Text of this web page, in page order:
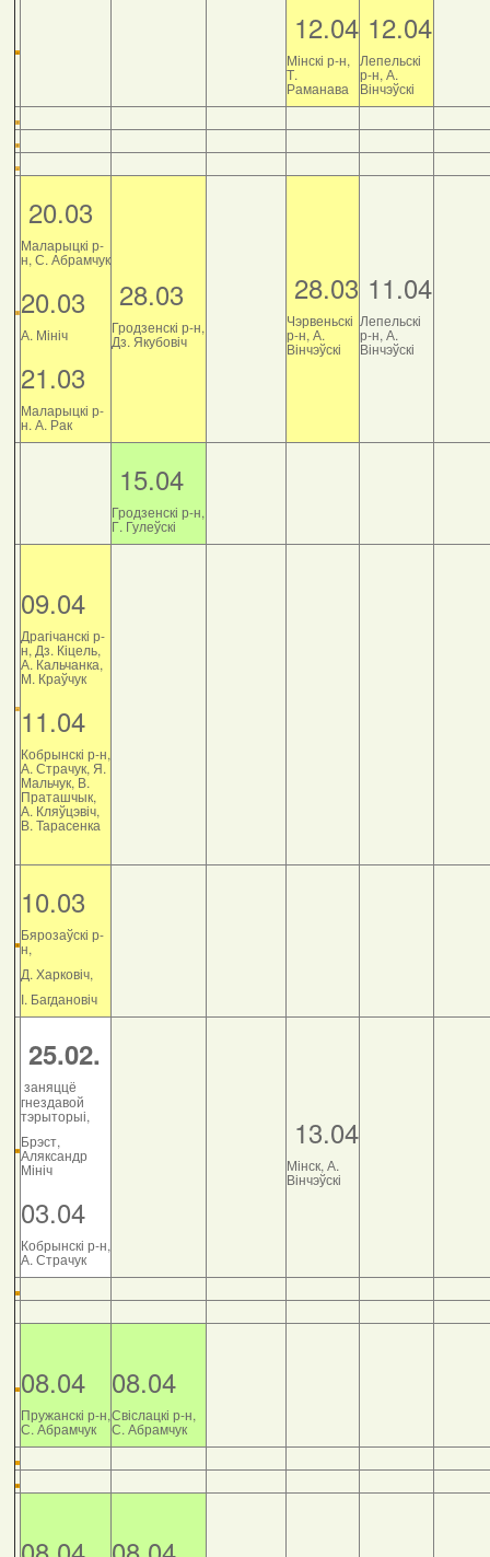
12.04
Мінскі р-н,
Т.
Раманава
12.04
Лепельскі
р-н, А.
Вінчэўскі
20.03
Маларыцкі р-
н, С. Абрамчук
20.03
А. Мініч
21.03
Маларыцкі р-
н. А. Рак
28.03
Гродзенскі р-н,
Дз. Якубовіч
28.03
Чэрвеньскі
р-н, А.
Вінчэўскі
11.04
Лепельскі
р-н, А.
Вінчэўскі
15.04
Гродзенскі р-н,
Г. Гулеўскі
09.04
Драгічанскі р-
н, Дз. Кіцель,
А. Кальчанка,
М. Краўчук
11.04
Кобрынскі р-н,
А. Страчук, Я.
Мальчук, В.
Праташчык,
А. Кляўцэвіч,
В. Тарасенка
10.03
Бярозаўскі р-
н,
Д. Харковіч,
І. Багдановіч
25.02.
заняццё
гнездавой
тэрыторыі,
Брэст,
Аляксандр
Мініч
03.04
Кобрынскі р-н,
А. Страчук
13.04
Мінск, А.
Вінчэўскі
08.04
Пружанскі р-н,
С. Абрамчук
08.04
Свіслацкі р-н,
С. Абрамчук